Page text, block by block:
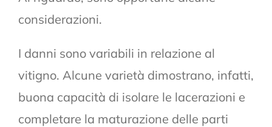
considerazioni.
I danni sono variabili in relazione al
vitigno. Alcune varietà dimostrano, infatti,
buona capacità di isolare le lacerazioni e
completare la maturazione delle parti